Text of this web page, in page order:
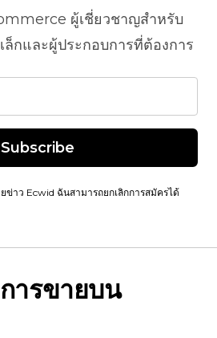
ผู้เชี่ยวชาญสำหรับ
ล็กและผู้ประกอบการที่ต้องการ
Subscribe
าว Ecwid ฉันสามารถยกเลิกการสมัครได้
ารขายบน